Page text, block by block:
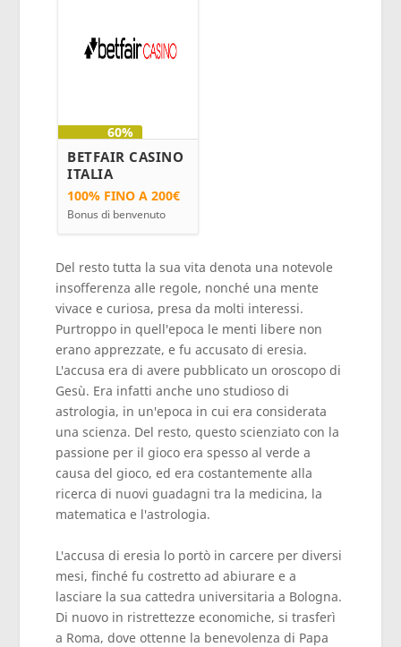
60%
BETFAIR CASINO
ITALIA
100% FINO A 200€
Bonus di benvenuto
Del resto tutta la sua vita denota una notevole
insofferenza alle regole, nonché una mente
vivace e curiosa, presa da molti interessi.
Purtroppo in quell'epoca le menti libere non
erano apprezzate, e fu accusato di eresia.
L'accusa era di avere pubblicato un oroscopo di
Gesù. Era infatti anche uno studioso di
astrologia, in un'epoca in cui era considerata
una scienza. Del resto, questo scienziato con la
passione per il gioco era spesso al verde a
causa del gioco, ed era costantemente alla
ricerca di nuovi guadagni tra la medicina, la
matematica e l'astrologia.
L'accusa di eresia lo portò in carcere per diversi
mesi, finché fu costretto ad abiurare e a
lasciare la sua cattedra universitaria a Bologna.
Di nuovo in ristrettezze economiche, si trasferì
a Roma, dove ottenne la benevolenza di Papa